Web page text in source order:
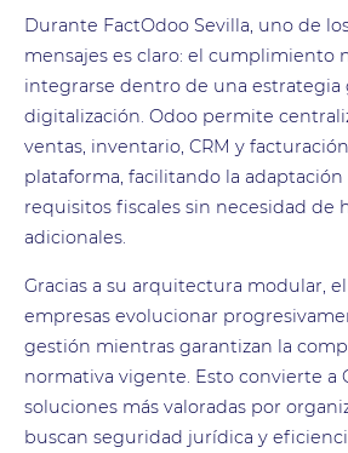
Durante FactOdoo Sevilla, uno de
mensajes es claro: el cumplimiento
integrarse dentro de una estrategia
digitalización. Odoo permite
ventas, inventario, CRM y
plataforma, facilitando la adaptación
requisitos fiscales sin necesidad de
adicionales.
Gracias a su arquitectura modular,
empresas evolucionar
gestión mientras garantizan la
normativa vigente. Esto convierte a
soluciones más valoradas por
buscan seguridad jurídica y